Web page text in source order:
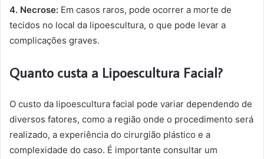
4. Necrose: Em casos raros, pode ocorrer a morte de
tecidos no local da lipoescultura, o que pode levar a
complicações graves.
Quanto custa a Lipoescultura Facial?
O custo da lipoescultura facial pode variar dependendo de
diversos fatores, como a região onde o procedimento será
realizado, a experiência do cirurgião plástico e a
complexidade do caso. É importante consultar um